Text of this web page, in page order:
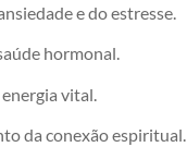
e do estresse.
hormonal.
vital.
da conexão espiritual.